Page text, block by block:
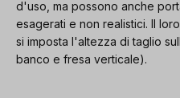
d'uso, ma possono anche
esagerati e non realistici. Il
si imposta l'altezza di taglio
banco e fresa verticale).